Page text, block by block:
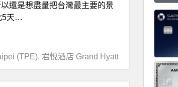
還是想盡量把台灣最主要的景
5天…
(TPE), 君悅酒店 Grand Hyatt